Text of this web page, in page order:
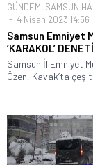
GÜNDEM, SAMSUN
4 Nisan 2023 14:56
Samsun Emniyet
‘KARAKOL’
Samsun İl Emniyet
Özen, Kavak’ta